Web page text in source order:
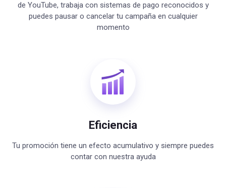
de YouTube, trabaja con sistemas de pago reconocidos y
puedes pausar o cancelar tu campaña en cualquier
momento
Eficiencia
Tu promoción tiene un efecto acumulativo y siempre puedes
contar con nuestra ayuda